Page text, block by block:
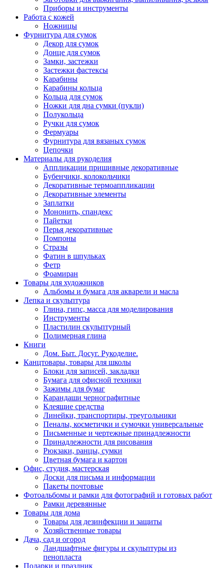
Приборы и инструменты
Работа с кожей
Ножницы
Фурнитура для сумок
Декор для сумок
Донце для сумок
Замки, застежки
Застежки фастексы
Карабины
Карабины кольца
Кольца для сумок
Ножки для дна сумки (пукли)
Полукольца
Ручки для сумок
Фермуары
Фурнитура для вязаных сумок
Цепочки
Материалы для рукоделия
Аппликации пришивные декоративные
Бубенчики, колокольчики
Декоративные термоаппликации
Декоративные элементы
Заплатки
Мононить, спандекс
Пайетки
Перья декоративные
Помпоны
Стразы
Фатин в шпульках
Фетр
Фоамиран
Товары для художников
Альбомы и бумага для акварели и масла
Лепка и скульптура
Глина, гипс, масса для моделирования
Инструменты
Пластилин скульптурный
Полимерная глина
Книги
Дом. Быт. Досуг. Рукоделие.
Канцтовары, товары для школы
Блоки для записей, закладки
Бумага для офисной техники
Зажимы для бумаг
Карандаши чернографитные
Клеящие средства
Линейки, транспортиры, треугольники
Пеналы, косметички и сумочки универсальные
Письменные и чертежные принадлежности
Принадлежности для рисования
Рюкзаки, ранцы, сумки
Цветная бумага и картон
Офис, студия, мастерская
Доски для письма и информации
Пакеты почтовые
Фотоальбомы и рамки для фотографий и готовых работ
Рамки деревянные
Товары для дома
Товары для дезинфекции и защиты
Хозяйственные товары
Дача, сад и огород
Ландшафтные фигуры и скульптуры из
пенопласта
Подарки и праздник